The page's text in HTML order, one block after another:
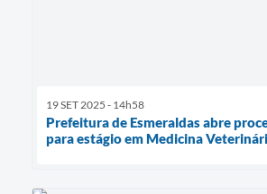
19 SET 2025 - 14h58
Prefeitura de Esmeraldas abre
para estágio em Medicina